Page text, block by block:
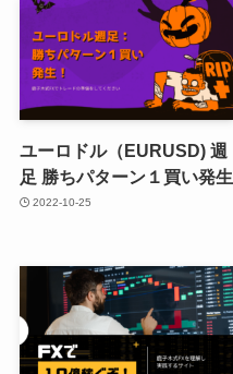
ユーロドル（EURUSD) 週
足 勝ちパターン１買い発生
2022-10-25